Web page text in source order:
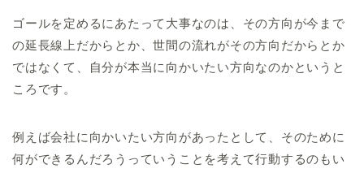
ゴールを定めるにあたって大事なのは、その方向が今まで
の延長線上だからとか、世間の流れがその方向だからとか
ではなくて、自分が本当に向かいたい方向なのかというと
ころです。
例えば会社に向かいたい方向があったとして、そのために
何ができるんだろうっていうことを考えて行動するのもい